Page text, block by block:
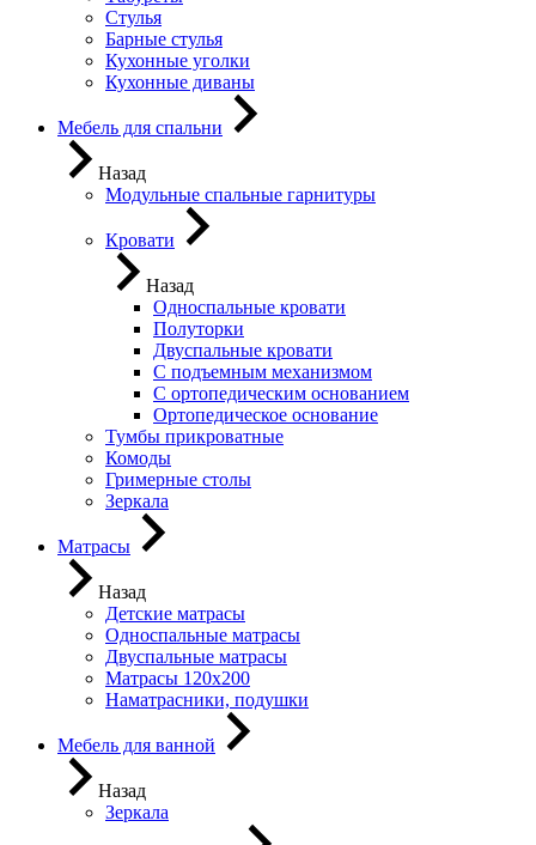
Стулья
Барные стулья
Кухонные уголки
Кухонные диваны
Мебель для спальни
Назад
Модульные спальные гарнитуры
Кровати
Назад
Односпальные кровати
Полуторки
Двуспальные кровати
С подъемным механизмом
С ортопедическим основанием
Ортопедическое основание
Тумбы прикроватные
Комоды
Гримерные столы
Зеркала
Матрасы
Назад
Детские матрасы
Односпальные матрасы
Двуспальные матрасы
Матрасы 120х200
Наматрасники, подушки
Мебель для ванной
Назад
Зеркала